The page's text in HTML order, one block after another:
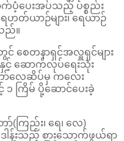
ပံ့ပေးအပ်သည့် ပစ္စည်း
တ်ယာဉ်များ၊ ရေယာဉ်
ည်။
စေတနာရှင်အလှူရှင်များ
ဆောက်လုပ်ရေးသုံး
ော်လေဆိပ်မှ ကလေး
ကြိမ် ပို့ဆောင်ပေးခဲ့
ကြည်း၊ ရေ၊ လေ)
လှူဒါန်းသည့် စားသောက်ဖွယ်ရာ